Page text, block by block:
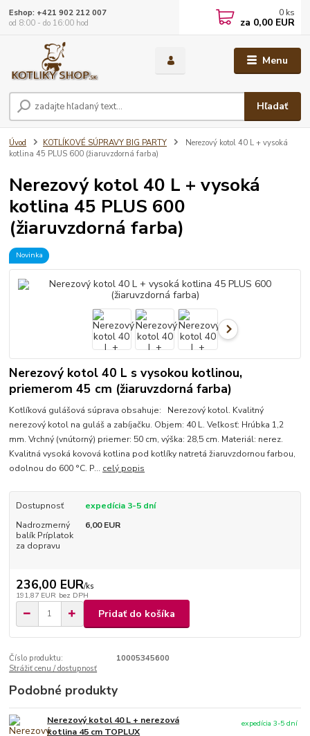
Menu
Hľadať
Eshop: +421 902 212 007
od 8:00 - do 16:00 hod
0 ks
za 0,00 EUR
Úvod KOTLÍKOVÉ SÚPRAVY BIG PARTY
Nerezový kotol 40 L + vysoká
kotlina 45 PLUS 600 (žiaruvzdorná farba)
Nerezový kotol 40 L + vysoká
kotlina 45 PLUS 600
(žiaruvzdorná farba)
Novinka
Nerezový kotol 40 L s vysokou kotlinou,
priemerom 45 cm (žiaruvzdorná farba)
Kotlíková gulášová súprava obsahuje: Nerezový kotol. Kvalitný
nerezový kotol na guláš a zabíjačku. Objem: 40 L. Veľkosť: Hrúbka 1,2
mm. Vrchný (vnútorný) priemer: 50 cm, výška: 28,5 cm. Materiál: nerez.
Kvalitná vysoká kovová kotlina pod kotlíky natretá žiaruvzdornou farbou,
odolnou do 600 °C. P... celý popis
Dostupnosť
expedícia 3-5 dní
Nadrozmerný
balík Príplatok
za dopravu
6,00 EUR
236,00 EUR/ks
191,87 EUR bez DPH
Pridať do košíka
Číslo produktu:
10005345600
Strážiť cenu / dostupnosť
Podobné produkty
Nerezový kotol 40 L + nerezová
kotlina 45 cm TOPLUX
expedícia 3-5 dní